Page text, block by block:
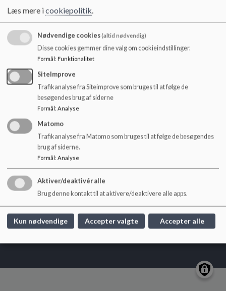
i
Dokumenter
Værdigrundlag_0.pdf
Kildebakkeskolen
Soldalen 8, 7480 Vildbjerg
kildebakkeskolen@herning.dk
+45 9628 7690
EAN NR.
5798005550839
Tilgængelighedserklæring
Sitemap
Cookie politik
Læs mere icookiepolitik.
Nødvendige cookies(altid nødvendig)
Disse cookies gemmer dine valg om cookieindstillinger.
Formål: Funktionalitet
SiteImprove
Trafikanalyse fra Siteimprove som bruges til at følge de
besøgendes brug af siderne
Formål: Analyse
Matomo
Trafikanalyse fra Matomo som bruges til at følge de besøgendes
brug af siderne.
Formål: Analyse
Aktiver/deaktivér alle
Brug denne kontakt til at aktivere/deaktivere alle apps.
Kun nødvendige Accepter valgte Accepter alle